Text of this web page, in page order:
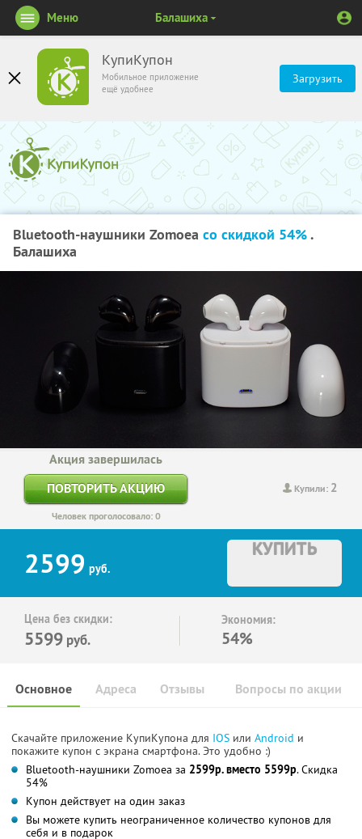
КупиКупон
Мобильное приложение
ещё удобнее
Загрузить
Меню Балашиха
Bluetooth-наушники Zomoea со скидкой 54%.
Балашиха
Купили: 2
Акция завершилась
ПОВТОРИТЬ АКЦИЮ
Человек проголосовало: 0
2599 руб.
КУПИТЬ
Цена без скидки:
5599 руб.
Экономия:
54%
Основное Отзывы Вопросы по акции
Адреса
Скачайте приложение КупиКупона для IOS или Android и
покажите купон с экрана смартфона. Это удобно :)
Bluetooth-наушники Zomoea за 2599р. вместо 5599р. Скидка
54%
Купон действует на один заказ
Вы можете купить неограниченное количество купонов для
себя и в подарок